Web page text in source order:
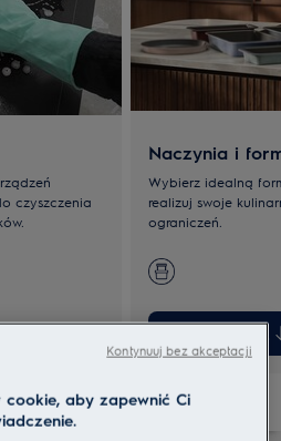
czyszczenia
Naczynia i
Wybierz idealną
realizuj swoje
ograniczeń.
Zobacz
aby zapewnić Ci
Kontynuuj bez akceptacji